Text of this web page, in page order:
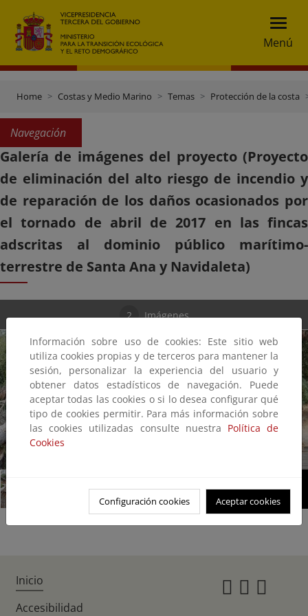
Menú
Home Costas y Medio Marino Temas Protección de la costa
Navegación
Galería de imágenes del proyecto (Proyecto
de eliminación del alto riesgo de incendio y
de reparación de los daños ocasionados por
el tornado de abril de 2017 en las fincas
adscritas al dominio público marítimo-
terrestre de Santa Ana y Navidaleta)
2 Imágenes
Información sobre uso de cookies: Este sitio web
utiliza cookies propias y de terceros para mantener la
sesión, personalizar la experiencia del usuario y
obtener datos estadísticos de navegación. Puede
aceptar todas las cookies o si lo desea configurar qué
tipo de cookies permitir. Para más información sobre
las cookies utilizadas consulte nuestra Política de
Cookies
Configuración cookies Aceptar cookies
Inicio
Accesibilidad